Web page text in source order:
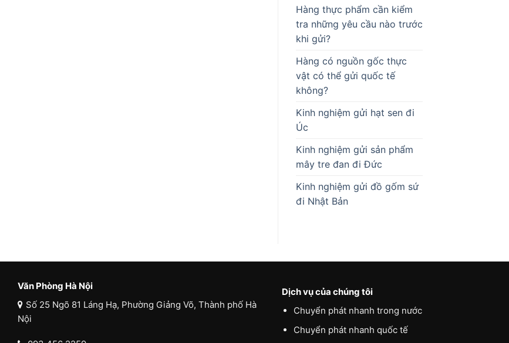
Hàng thực phẩm cần kiểm
tra những yêu cầu nào trước
khi gửi?
Hàng có nguồn gốc thực
vật có thể gửi quốc tế
không?
Kinh nghiệm gửi hạt sen đi
Úc
Kinh nghiệm gửi sản phẩm
mây tre đan đi Đức
Kinh nghiệm gửi đồ gốm sứ
đi Nhật Bản
Văn Phòng Hà Nội
Số 25 Ngõ 81 Láng Hạ, Phường Giảng Võ, Thành phố Hà
Nội
Dịch vụ của chúng tôi
Chuyển phát nhanh trong nước
Chuyển phát nhanh quốc tế